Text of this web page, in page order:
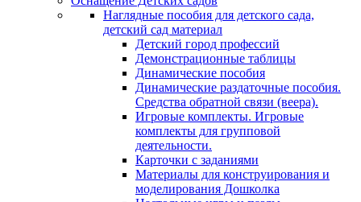
Наглядные пособия для детского сада,
детский сад материал
Детский город профессий
Демонстрационные таблицы
Динамические пособия
Динамические раздаточные пособия.
Средства обратной связи (веера).
Игровые комплекты. Игровые
комплекты для групповой
деятельности.
Карточки с заданиями
Материалы для конструирования и
моделирования Дошколка